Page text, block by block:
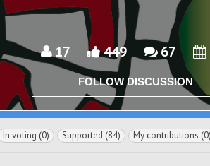
17 449 67
FOLLOW DISCUSSION
In voting (0) Supported (84) My contributions (0)